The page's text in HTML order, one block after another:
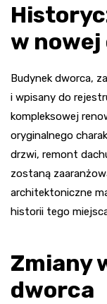
w nowej
Budynek dworca,
i wpisany do
kompleksowej
oryginalnego
drzwi, remont
zostaną
architektoniczne
historii tego
Zmiany
dworca